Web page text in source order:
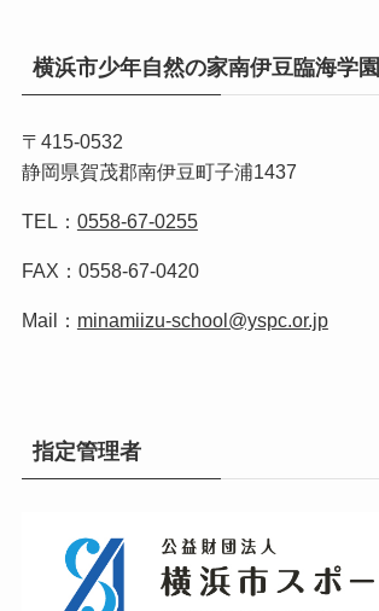
横浜市少年自然の家南伊豆臨海学園
〒415-0532
静岡県賀茂郡南伊豆町子浦1437
TEL： 0558-67-0255
FAX：0558-67-0420
Mail： minamiizu-school@yspc.or.jp
指定管理者